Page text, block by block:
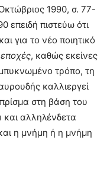
1990, σ. 77-
επειδή πιστεύω ότι
για το νέο ποιητικό
, καθώς εκείνες
τρόπο, τη
καλλιεργεί
στη βάση του
και αλληλένδετα
η μνήμη ή η μνήμη